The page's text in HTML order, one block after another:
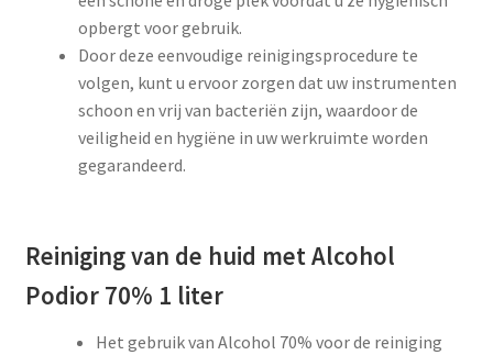
opbergt voor gebruik.
Door deze eenvoudige reinigingsprocedure te
volgen, kunt u ervoor zorgen dat uw instrumenten
schoon en vrij van bacteriën zijn, waardoor de
veiligheid en hygiëne in uw werkruimte worden
gegarandeerd.
Reiniging van de huid met Alcohol
Podior 70% 1 liter
Het gebruik van Alcohol 70% voor de reiniging